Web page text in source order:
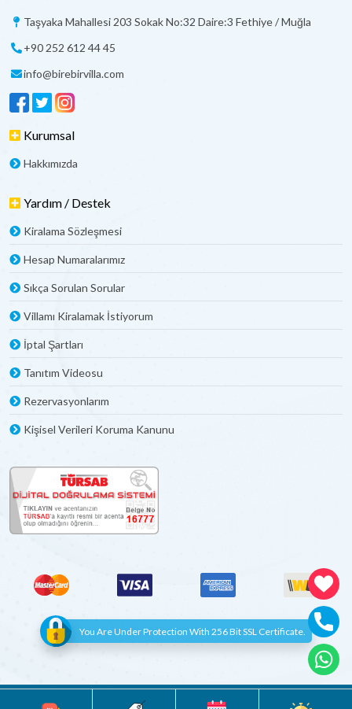
Taşyaka Mahallesi 203 Sokak No:32 Daire:3 Fethiye / Muğla
+90 252 612 44 45
info@birebirvilla.com
Kurumsal
Hakkımızda
Yardım / Destek
Kiralama Sözleşmesi
Hesap Numaralarımız
Sıkça Sorulan Sorular
Villamı Kiralamak İstiyorum
İptal Şartları
Tanıtım Videosu
Rezervasyonlarım
Kişisel Verileri Koruma Kanunu
You Are Under Protection With 256 Bit SSL Certificate.
© Copyright 2012 - 2022 | All Rights Reserved